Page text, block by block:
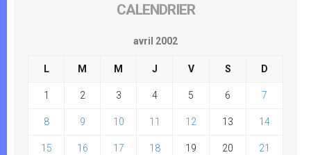
CALENDRIER
avril 2002
L M M J V S D
1 2 3 4 5 6 7
8 9 10 11 12 13 14
15 16 17 18 19 20 21